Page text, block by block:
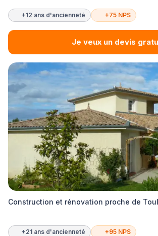
+12 ans d'ancienneté +75 NPS
Je veux un devis
Construction et rénovation proche de
+21 ans d'ancienneté +95 NPS